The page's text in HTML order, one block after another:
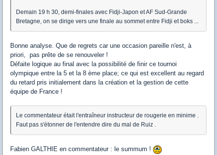
Demain 19 h 30, demi-finales avec Fidji-Japon et AF Sud-Grande
Bretagne, on se dirige vers une finale au sommet entre Fidji et boks ...
Bonne analyse. Que de regrets car une occasion pareille n'est, à
priori, pas prête de se renouveler !
Défaite logique au final avec la possibilité de finir ce tournoi
olympique entre la 5 et la 8 ème place; ce qui est excellent au regard
du retard pris initialement dans la création et la gestion de cette
équipe de France !
Le commentateur était l'entraîneur instructeur de rougerie en minime .
Faut pas s'étonner de l'entendre dire du mal de Ruiz .
Fabien GALTHIE en commentateur : le summum !